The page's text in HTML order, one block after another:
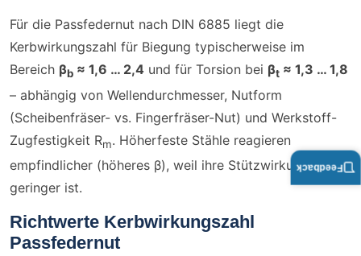
Für die Passfedernut nach DIN 6885 liegt die
Kerbwirkungszahl für Biegung typischerweise im
Bereich β​b ≈ 1,6 … 2,4 und für Torsion bei β​t ≈ 1,3 … 1,8
– abhängig von Wellendurchmesser, Nutform
(Scheibenfräser- vs. Fingerfräser-Nut) und Werkstoff-
Zugfestigkeit R​m. Höherfeste Stähle reagieren
empfindlicher (höheres β), weil ihre Stützwirkung
geringer ist.
Richtwerte Kerbwirkungszahl
Passfedernut
Feedback